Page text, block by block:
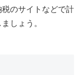
のサイトなどで計
しょう。